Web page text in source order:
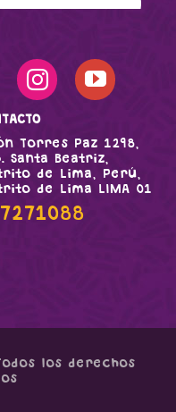
Torres Paz 1298,
Santa Beatriz,
de Lima, Perú,
de Lima LIMA 01
Todos los derechos